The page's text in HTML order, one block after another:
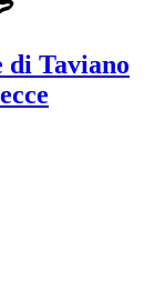
di Taviano